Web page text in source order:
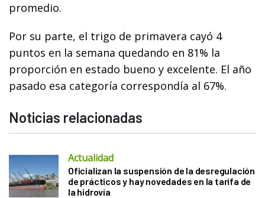
promedio.
Por su parte, el trigo de primavera cayó 4
puntos en la semana quedando en 81% la
proporción en estado bueno y excelente. El año
pasado esa categoría correspondía al 67%.
Noticias relacionadas
Actualidad
Oficializan la suspensión de la desregulación
de prácticos y hay novedades en la tarifa de
la hidrovía